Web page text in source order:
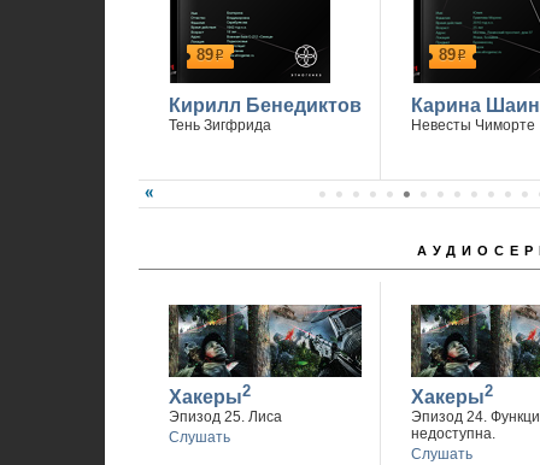
89р
Кирилл Бенедиктов
Тень Зигфрида
89р
Карина
Невесты Чиморте
Хакеры2
Эпизод 25. Лиса
Слушать
Хакеры2
Эпизод 24.
недоступна.
Слушать